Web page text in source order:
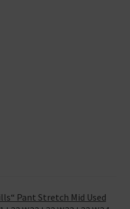
Pant Stretch Mid Used